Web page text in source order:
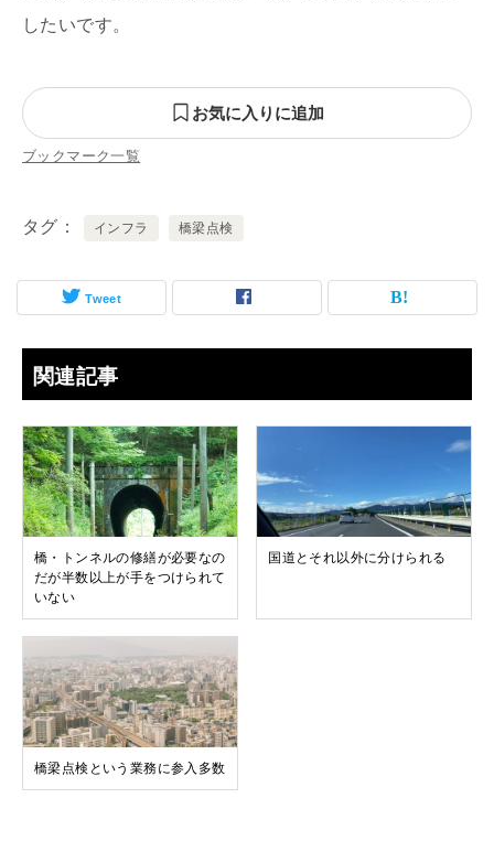
したいです。
お気に入りに追加
ブックマーク一覧
タグ インフラ 橋梁点検
Tweet
関連記事
橋・トンネルの修繕が必要なの
だが半数以上が手をつけられて
いない
国道とそれ以外に分けられる
橋梁点検という業務に参入多数